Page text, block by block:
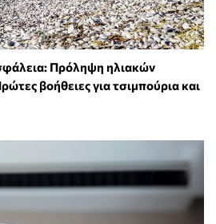
Πρόληψη ηλιακών
βοήθειες για τσιμπούρια και